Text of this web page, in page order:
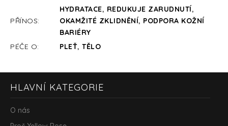
PŘÍNOS:
HYDRATACE, REDUKUJE ZARUDNUTÍ,
OKAMŽITÉ ZKLIDNĚNÍ, PODPORA KOŽNÍ
BARIÉRY
PÉČE O: PLEŤ, TĚLO
HLAVNÍ KATEGORIE
O nás